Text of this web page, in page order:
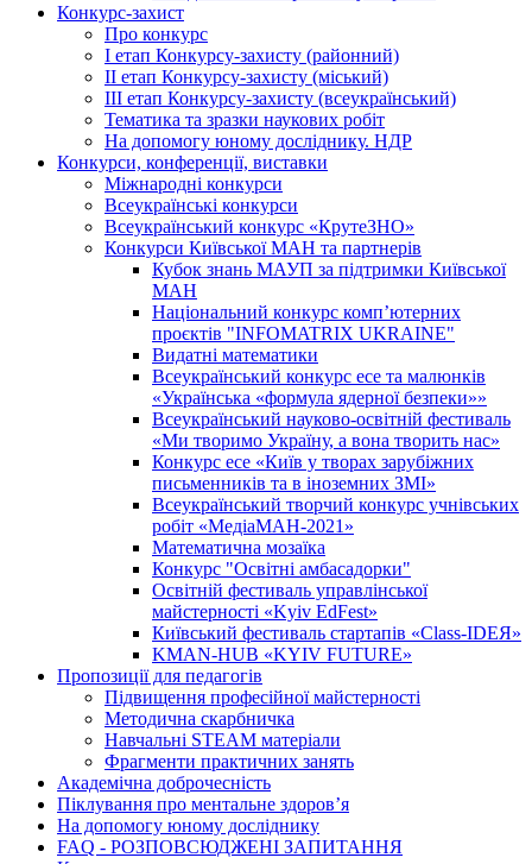
Конкурс-захист
Про конкурс
І етап Конкурсу-захисту (районний)
ІІ етап Конкурсу-захисту (міський)
ІІІ етап Конкурсу-захисту (всеукраїнський)
Тематика та зразки наукових робіт
На допомогу юному досліднику. НДР
Конкурси, конференції, виставки
Міжнародні конкурси
Всеукраїнські конкурси
Всеукраїнський конкурс «КрутеЗНО»
Конкурси Київської МАН та партнерів
Кубок знань МАУП за підтримки Київської
МАН
Національний конкурс комп’ютерних
проєктів "INFOMATRIX UKRAINE"
Видатні математики
Всеукраїнський конкурс есе та малюнків
«Українська «формула ядерної безпеки»»
Всеукраїнський науково-освітній фестиваль
«Ми творимо Україну, а вона творить нас»
Конкурс есе «Київ у творах зарубіжних
письменників та в іноземних ЗМІ»
Всеукраїнський творчий конкурс учнівських
робіт «МедіаМАН-2021»
Математична мозаїка
Конкурс "Освітні амбасадорки"
Освітній фестиваль управлінської
майстерності «Kyiv EdFest»
Київський фестиваль стартапів «Class-IDEЯ»
KMAN-HUB «KYIV FUTURE»
Пропозиції для педагогів
Підвищення професійної майстерності
Методична скарбничка
Навчальні STEAM матеріали
Фрагменти практичних занять
Академічна доброчесність
Піклування про ментальне здоровʼя
На допомогу юному досліднику
FAQ - РОЗПОВСЮДЖЕНІ ЗАПИТАННЯ